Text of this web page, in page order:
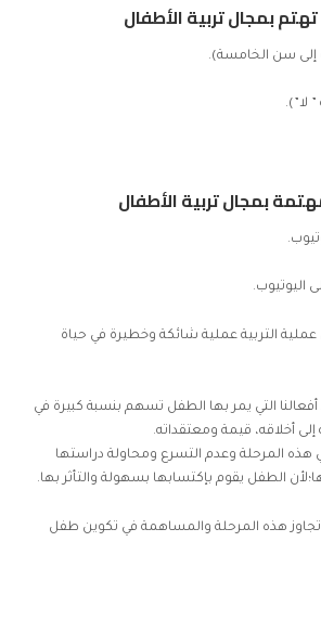
بمجال تربية الأطفال
إلى سن الخامسة).
لا”).
بمجال تربية الأطفال
اليوتيوب.
عملية التربية عملية شائكة وخطيرة في حياة
التي يمر بها الطفل تسهم بنسبة كبيرة في
أخلاقه، قيمة ومعتقداته.
المرحلة وعدم التسرع ومحاولة دراستها
الطفل يقوم بإكتسابها بسهولة والتأثر بها.
تجاوز هذه المرحلة والمساهمة في تكوين طفل